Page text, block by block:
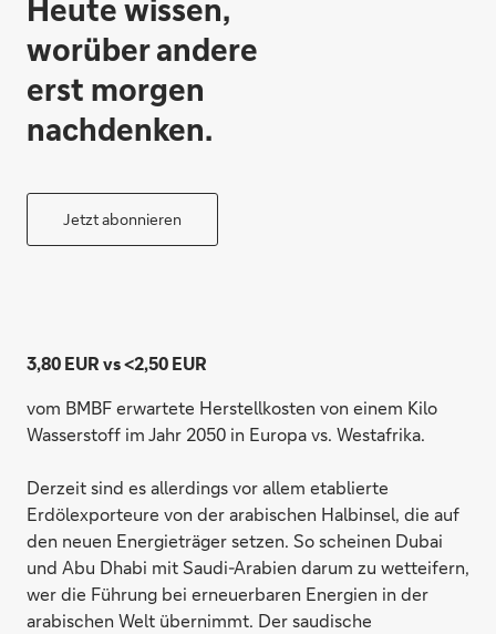
Heute wissen,
worüber andere
erst morgen
nachdenken.
Jetzt abonnieren
3,80 EUR vs <2,50 EUR
vom BMBF erwartete Herstellkosten von einem Kilo
Wasserstoff im Jahr 2050 in Europa vs. Westafrika.
Derzeit sind es allerdings vor allem etablierte
Erdölexporteure von der arabischen Halbinsel, die auf
den neuen Energieträger setzen. So scheinen Dubai
und Abu Dhabi mit Saudi-Arabien darum zu wetteifern,
wer die Führung bei erneuerbaren Energien in der
arabischen Welt übernimmt. Der saudische